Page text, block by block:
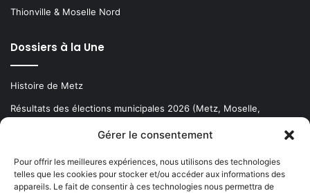
Gérer le consentement
Pour offrir les meilleures expériences, nous utilisons des technologies
telles que les cookies pour stocker et/ou accéder aux informations des
appareils. Le fait de consentir à ces technologies nous permettra de
Thionville & Moselle Nord
Dossiers à la Une
Histoire de Metz
Résultats des élections municipales 2026 (Metz, Moselle,
Newsletter gratuite